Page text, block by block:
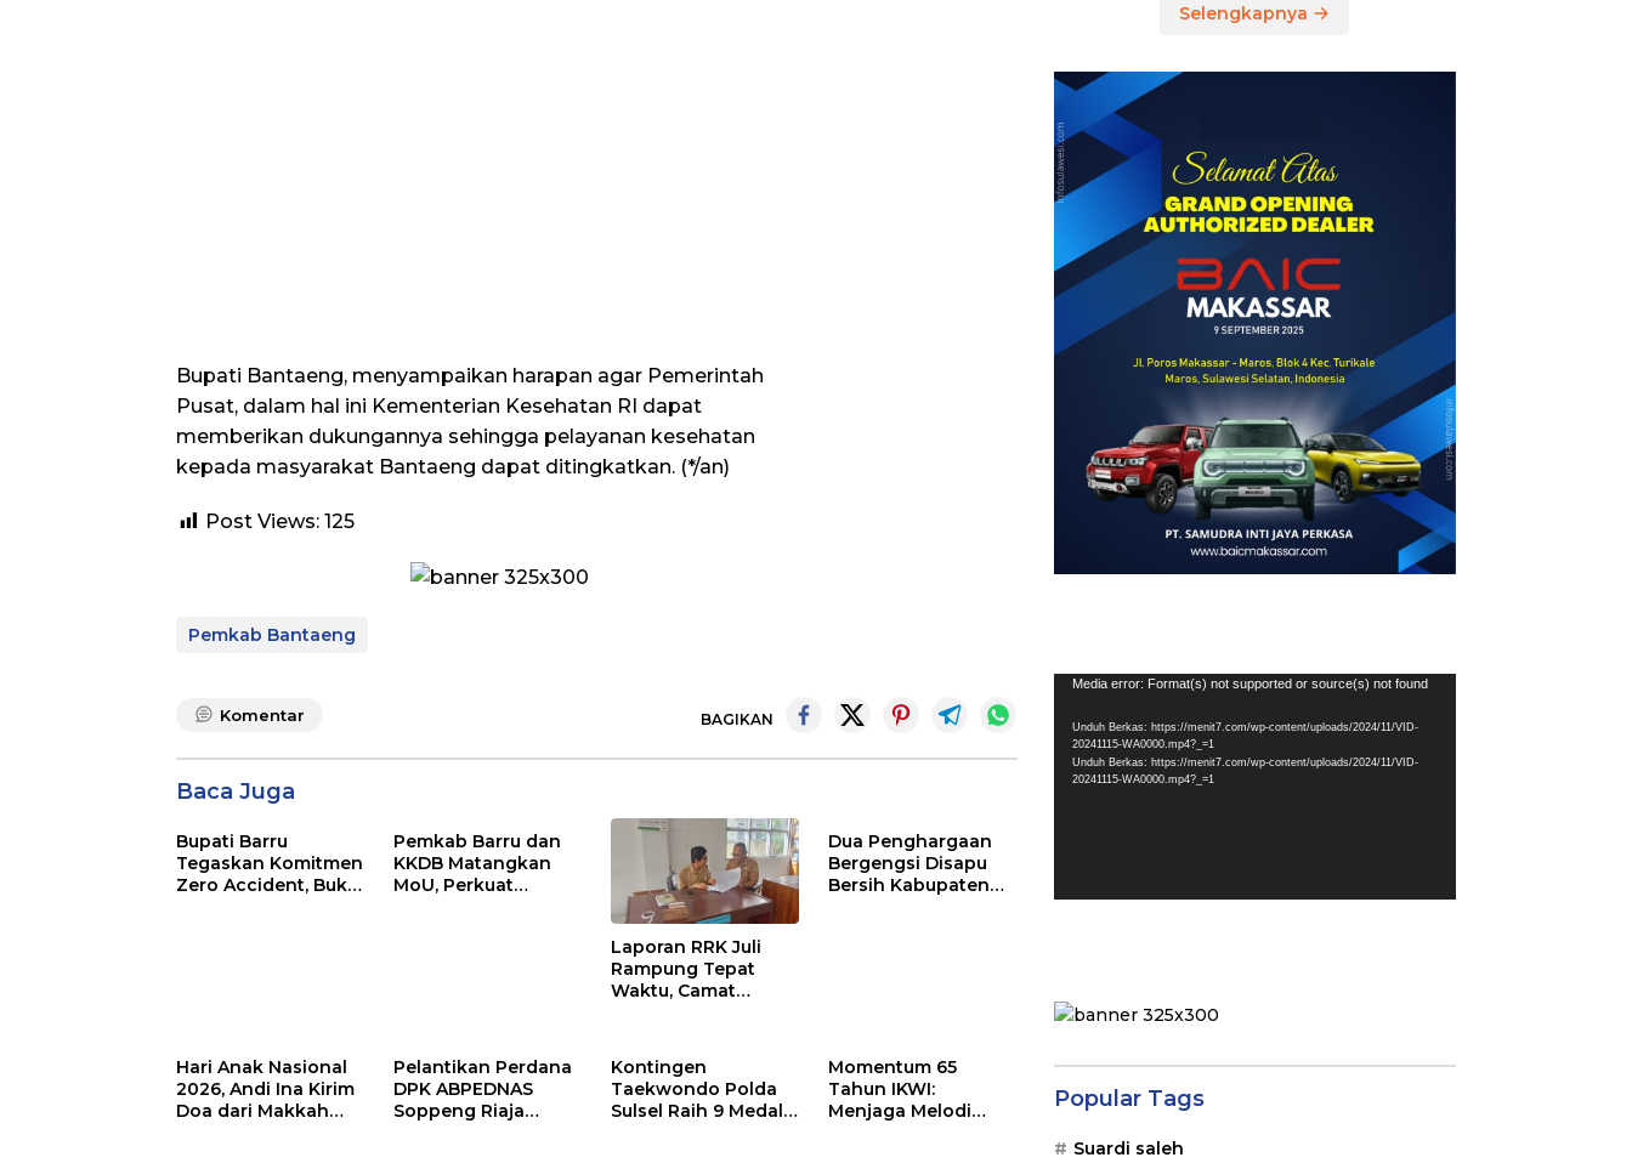
Bupati Bantaeng, menyampaikan harapan agar Pemerintah
Pusat, dalam hal ini Kementerian Kesehatan RI dapat
memberikan dukungannya sehingga pelayanan kesehatan
kepada masyarakat Bantaeng dapat ditingkatkan. (*/an)
Post Views: 125
Pemkab Bantaeng
Komentar BAGIKAN
Baca Juga
Bupati Barru
Tegaskan Komitmen
Zero Accident, Buka
Pemkab Barru dan
KKDB Matangkan
MoU, Perkuat
Laporan RRK Juli
Rampung Tepat
Waktu, Camat
Desa dan Kelurahan
Dua Penghargaan
Bergengsi Disapu
Bersih Kabupaten
Hari Anak Nasional
2026, Andi Ina Kirim
Doa dari Makkah
Pelantikan Perdana
DPK ABPEDNAS
Soppeng Riaja
Kontingen
Taekwondo Polda
Sulsel Raih 9 Medali
Momentum 65
Tahun IKWI:
Menjaga Melodi
Selengkapnya
Pemutar
Media error: Format(s) not supported or source(s) not found
Unduh Berkas: https://menit7.com/wp-content/uploads/2024/11/VID-
20241115-WA0000.mp4?_=1
Unduh Berkas: https://menit7.com/wp-content/uploads/2024/11/VID-
20241115-WA0000.mp4?_=1
Popular Tags
Suardi saleh